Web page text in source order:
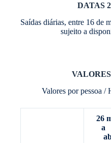
DATAS
Saídas diárias, entre 16 de
sujeito a
VALORES
Valores por pessoa /
26
a